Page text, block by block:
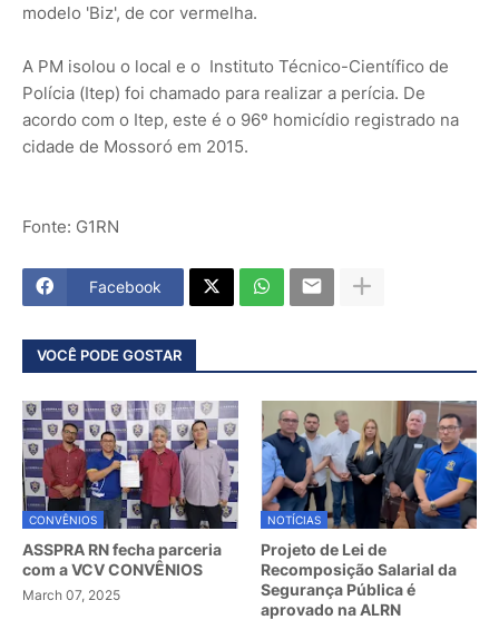
modelo 'Biz', de cor vermelha.
A PM isolou o local e o Instituto Técnico-Científico de
Polícia (Itep) foi chamado para realizar a perícia. De
acordo com o Itep, este é o 96º homicídio registrado na
cidade de Mossoró em 2015.
Fonte: G1RN
Facebook
VOCÊ PODE GOSTAR
CONVÊNIOS
ASSPRA RN fecha parceria
com a VCV CONVÊNIOS
March 07, 2025
NOTÍCIAS
Projeto de Lei de
Recomposição Salarial da
Segurança Pública é
aprovado na ALRN